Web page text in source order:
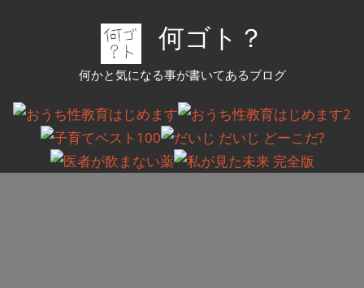
ツ
キ
何ゴト？
何かと気になる事が書いてあるブログ